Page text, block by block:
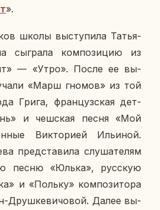
».
школы вы­сту­пи­ла Та­тья­
сыг­ра­ла ком­по­зи­цию из
— «Утро». После ее вы­
«Марш гномов» из той
Грига, фран­цуз­ская дет­
и чеш­ская песня «Мой
Вик­то­ри­ей Ильи­ной.
пред­ста­ви­ла слу­ша­те­лям
песню «Юлька», рус­скую
и «Польку» ком­по­зи­то­ра
Друш­ке­ви­чо­вой. Далее вы­